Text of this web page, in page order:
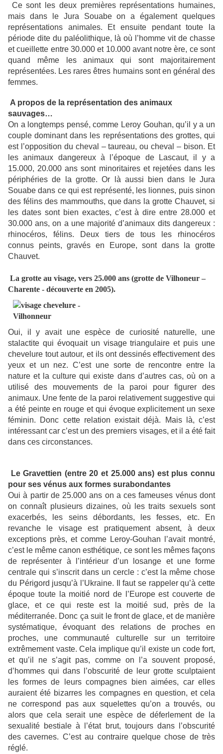
Ce sont les deux premières représentations humaines,
mais dans le Jura Souabe on a également quelques
représentations animales. Et ensuite pendant toute la
période dite du paléolithique, là où l’homme vit de chasse
et cueillette entre 30.000 et 10.000 avant notre ère, ce sont
quand même les animaux qui sont majoritairement
représentées. Les rares êtres humains sont en général des
femmes.
A propos de la représentation des animaux
sauvages…
On a longtemps pensé, comme Leroy Gouhan, qu’il y a un
couple dominant dans les représentations des grottes, qui
est l’opposition du cheval – taureau, ou cheval – bison. Et
les animaux dangereux à l’époque de Lascaut, il y a
15.000, 20.000 ans sont minoritaires et rejetées dans les
périphéries de la grotte. Or là aussi bien dans le Jura
Souabe dans ce qui est représenté, les lionnes, puis sinon
des félins des mammouths, que dans la grotte Chauvet, si
les dates sont bien exactes, c’est à dire entre 28.000 et
30.000 ans, on a une majorité d’animaux dits dangereux :
rhinocéros, félins. Deux tiers de tous les rhinocéros
connus peints, gravés en Europe, sont dans la grotte
Chauvet.
La grotte au visage, vers 25.000 ans (grotte de Vilhoneur –
Charente - découverte en 2005).
Oui, il y avait une espèce de curiosité naturelle, une
stalactite qui évoquait un visage triangulaire et puis une
chevelure tout autour, et ils ont dessinés effectivement des
yeux et un nez. C’est une sorte de rencontre entre la
nature et la culture qui existe dans d’autres cas, où on a
utilisé des mouvements de la paroi pour figurer des
animaux. Une fente de la paroi relativement suggestive qui
a été peinte en rouge et qui évoque explicitement un sexe
féminin. Donc cette relation existait déjà. Mais là, c’est
intéressant car c’est un des premiers visages, et il a été fait
dans ces circonstances.
Le Gravettien (entre 20 et 25.000 ans) est plus connu
pour ses vénus aux formes surabondantes
Oui à partir de 25.000 ans on a ces fameuses vénus dont
on connaît plusieurs dizaines, où les traits sexuels sont
exacerbés, les seins débordants, les fesses, etc. En
revanche le visage est pratiquement absent, à deux
exceptions près, et comme Leroy-Gouhan l’avait montré,
c’est le même canon esthétique, ce sont les mêmes façons
de représenter à l’intérieur d’un losange et une forme
centrale qui s’inscrit dans un cercle : c’est la même chose
du Périgord jusqu’à l’Ukraine. Il faut se rappeler qu’à cette
époque toute la moitié nord de l’Europe est couverte de
glace, et ce qui reste est la moitié sud, près de la
méditerranée. Donc ça suit le front de glace, et de manière
systématique, évoquant des relations de proches en
proches, une communauté culturelle sur un territoire
extrêmement vaste. Cela implique qu’il existe un code fort,
et qu’il ne s’agit pas, comme on l’a souvent proposé,
d’hommes qui dans l’obscurité de leur grotte sculptaient
les formes de leurs compagnes bien aimées, car elles
auraient été bizarres les compagnes en question, et cela
ne correspond pas aux squelettes qu’on a trouvés, ou
alors que cela serait une espèce de déferlement de la
sexualité bestiale à l’état brut, toujours dans l’obscurité
des cavernes. C’est au contraire quelque chose de très
réglé.